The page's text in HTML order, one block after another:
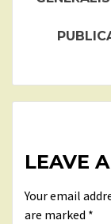
LEAVE
Your email
are marked *